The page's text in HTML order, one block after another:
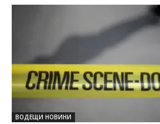
ВОДЕЩИ НОВИНИ